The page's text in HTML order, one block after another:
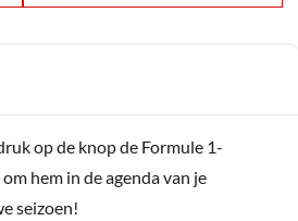
op de knop de Formule 1-
hem in de agenda van je
seizoen!